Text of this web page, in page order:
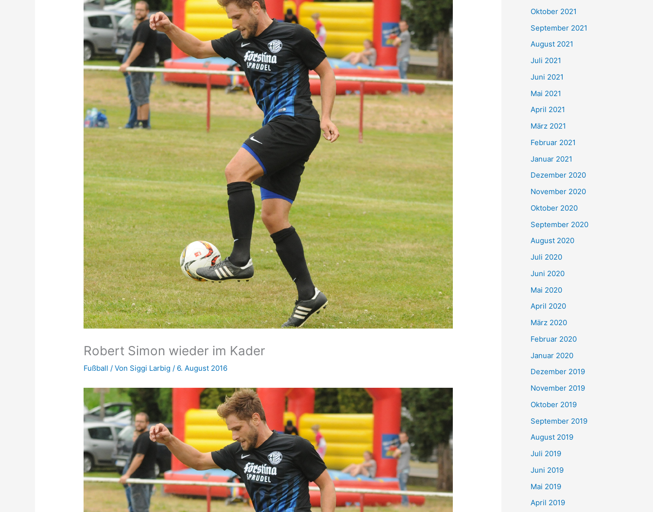
Robert Simon wieder im Kader
Fußball / Von Siggi Larbig/ 6. August 2016
e
n
h
:
Oktober 2021
September 2021
August 2021
Juli 2021
Juni 2021
Mai 2021
April 2021
März 2021
Februar 2021
Januar 2021
Dezember 2020
November 2020
Oktober 2020
September 2020
August 2020
Juli 2020
Juni 2020
Mai 2020
April 2020
März 2020
Februar 2020
Januar 2020
Dezember 2019
November 2019
Oktober 2019
September 2019
August 2019
Juli 2019
Juni 2019
Mai 2019
April 2019